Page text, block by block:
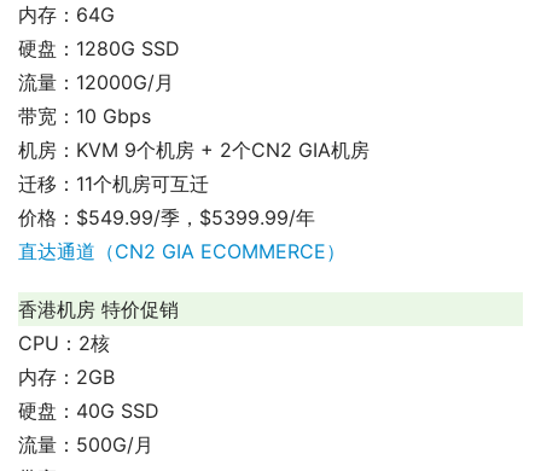
内存：64G
硬盘：1280G SSD
流量：12000G/月
带宽：10 Gbps
机房：KVM 9个机房 + 2个CN2 GIA机房
迁移：11个机房可互迁
价格：$549.99/季，$5399.99/年
直达通道（CN2 GIA ECOMMERCE）
香港机房 特价促销
CPU：2核
内存：2GB
硬盘：40G SSD
流量：500G/月